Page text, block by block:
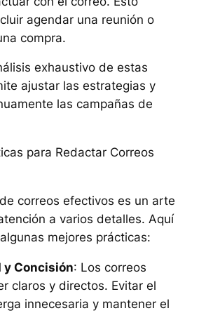
agendar una reunión o
compra.
exhaustivo de estas
ajustar las estrategias y
las campañas de
para Redactar Correos
correos efectivos es un arte
a varios detalles. Aquí
mejores prácticas:
y Concisión: Los correos
claros y directos. Evitar el
innecesaria y mantener el